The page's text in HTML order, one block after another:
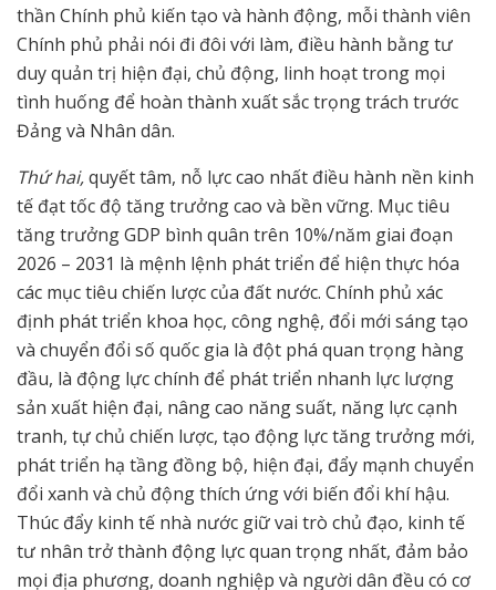
thần Chính phủ kiến tạo và hành động, mỗi thành viên
Chính phủ phải nói đi đôi với làm, điều hành bằng tư
duy quản trị hiện đại, chủ động, linh hoạt trong mọi
tình huống để hoàn thành xuất sắc trọng trách trước
Đảng và Nhân dân.
Thứ hai,quyết tâm, nỗ lực cao nhất điều hành nền kinh
tế đạt tốc độ tăng trưởng cao và bền vững. Mục tiêu
tăng trưởng GDP bình quân trên 10%/năm giai đoạn
2026 – 2031 là mệnh lệnh phát triển để hiện thực hóa
các mục tiêu chiến lược của đất nước. Chính phủ xác
định phát triển khoa học, công nghệ, đổi mới sáng tạo
và chuyển đổi số quốc gia là đột phá quan trọng hàng
đầu, là động lực chính để phát triển nhanh lực lượng
sản xuất hiện đại, nâng cao năng suất, năng lực cạnh
tranh, tự chủ chiến lược, tạo động lực tăng trưởng mới,
phát triển hạ tầng đồng bộ, hiện đại, đẩy mạnh chuyển
đổi xanh và chủ động thích ứng với biến đổi khí hậu.
Thúc đẩy kinh tế nhà nước giữ vai trò chủ đạo, kinh tế
tư nhân trở thành động lực quan trọng nhất, đảm bảo
mọi địa phương, doanh nghiệp và người dân đều có cơ